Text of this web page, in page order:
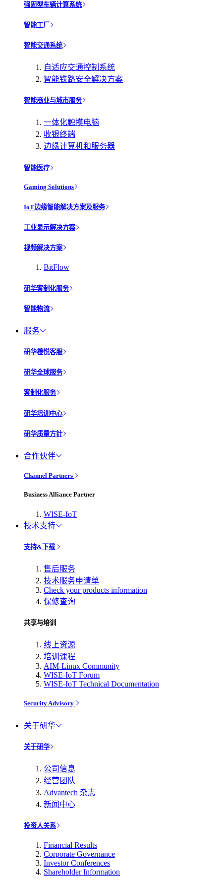
强固型车辆计算系统
智能工厂
智能交通系统
自适应交通控制系统
智能铁路安全解决方案
智能商业与城市服务
一体化触摸电脑
收银终端
边缘计算机和服务器
智能医疗
Gaming Solutions
IoT边缘智能解决方案及服务
工业显示解决方案
视频解决方案
BitFlow
研华客制化服务
智能物流
服务
研华橙悦客服
研华全球服务
客制化服务
研华培训中心
研华质量方针
合作伙伴
Channel Partners
Business Alliance Partner
WISE-IoT
技术支持
支持&下载
售后服务
技术服务申请单
Check your products information
保修查询
共享与培训
线上资源
培训课程
AIM-Linux Community
WISE-IoT Forum
WISE-IoT Technical Documentation
Security Advisory
关于研华
关于研华
公司信息
经营团队
Advantech 杂志
新闻中心
投资人关系
Financial Results
Corporate Governance
Investor Conferences
Shareholder Information